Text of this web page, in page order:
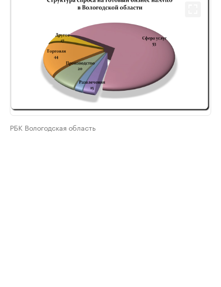
РБК Вологодская область